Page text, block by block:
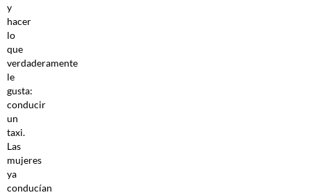
y
hacer
lo
que
verdaderamente
le
gusta:
conducir
un
taxi.
Las
mujeres
ya
conducían